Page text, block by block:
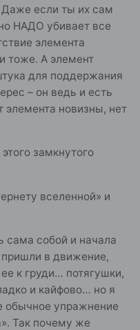
если ты их сам
НАДО убивает все
элемента
тоже. А элемент
для поддержания
– он ведь и есть
элемента новизны, нет
замкнутого
вселенной» и
сама собой и начала
в движение,
к груди… потягушки,
и кайфово… но я
обычное упражнение
Так почему же